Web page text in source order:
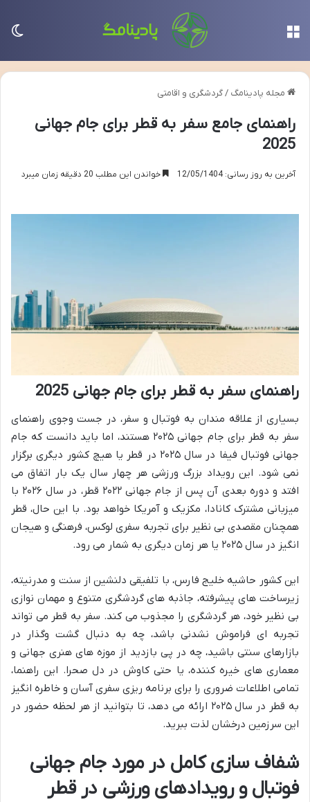
مجله پادینامگ /گردشگری و اقامتی
راهنمای جامع سفر به قطر برای جام جهانی
2025
آخرین به روز رسانی: 12/05/1404 خواندن این مطلب 20 دقیقه زمان میبرد
راهنمای سفر به قطر برای جام جهانی 2025
بسیاری از علاقه مندان به فوتبال و سفر، در جست وجوی راهنمای
سفر به قطر برای جام جهانی ۲۰۲۵ هستند، اما باید دانست که جام
جهانی فوتبال فیفا در سال ۲۰۲۵ در قطر یا هیچ کشور دیگری برگزار
نمی شود. این رویداد بزرگ ورزشی هر چهار سال یک بار اتفاق می
افتد و دوره بعدی آن پس از جام جهانی ۲۰۲۲ قطر، در سال ۲۰۲۶ با
میزبانی مشترک کانادا، مکزیک و آمریکا خواهد بود. با این حال، قطر
همچنان مقصدی بی نظیر برای تجربه سفری لوکس، فرهنگی و هیجان
انگیز در سال ۲۰۲۵ یا هر زمان دیگری به شمار می رود.
این کشور حاشیه خلیج فارس، با تلفیقی دلنشین از سنت و مدرنیته،
زیرساخت های پیشرفته، جاذبه های گردشگری متنوع و مهمان نوازی
بی نظیر خود، هر گردشگری را مجذوب می کند. سفر به قطر می تواند
تجربه ای فراموش نشدنی باشد، چه به دنبال گشت وگذار در
بازارهای سنتی باشید، چه در پی بازدید از موزه های هنری جهانی و
معماری های خیره کننده، یا حتی کاوش در دل صحرا. این راهنما،
تمامی اطلاعات ضروری را برای برنامه ریزی سفری آسان و خاطره انگیز
به قطر در سال ۲۰۲۵ ارائه می دهد، تا بتوانید از هر لحظه حضور در
این سرزمین درخشان لذت ببرید.
شفاف سازی کامل در مورد جام جهانی
فوتبال و رویدادهای ورزشی در قطر